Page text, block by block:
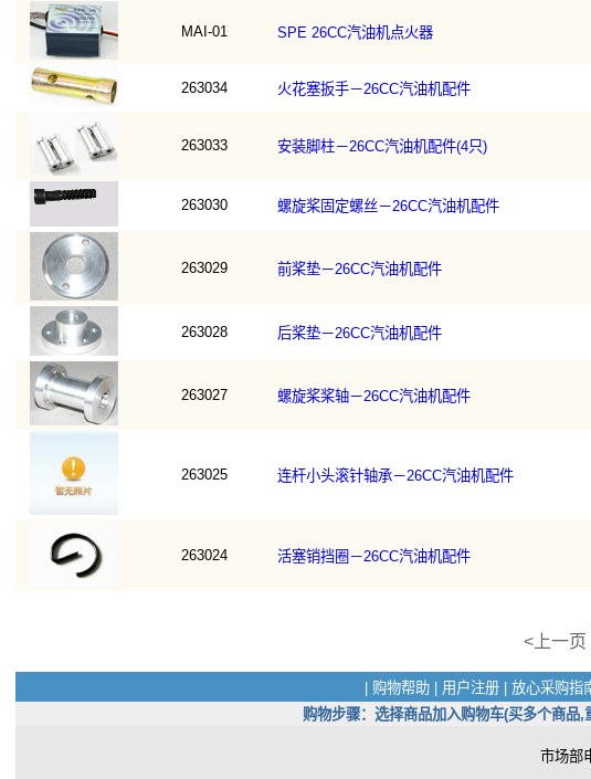
MAI-01 SPE 26CC汽油机点火器
263034 火花塞扳手－26CC汽油机配件
263033 安装脚柱－26CC汽油机配件(4只)
263030 螺旋桨固定螺丝－26CC汽油机配件
263029 前桨垫－26CC汽油机配件
263028 后桨垫－26CC汽油机配件
263027 螺旋桨桨轴－26CC汽油机配件
263025 连杆小头滚针轴承－26CC汽油机配件
263024 活塞销挡圈－26CC汽油机配件
<上一页
购物帮助 用户注册 放心采购指
购物步骤：选择商品加入购物车(买多个商品
市场部